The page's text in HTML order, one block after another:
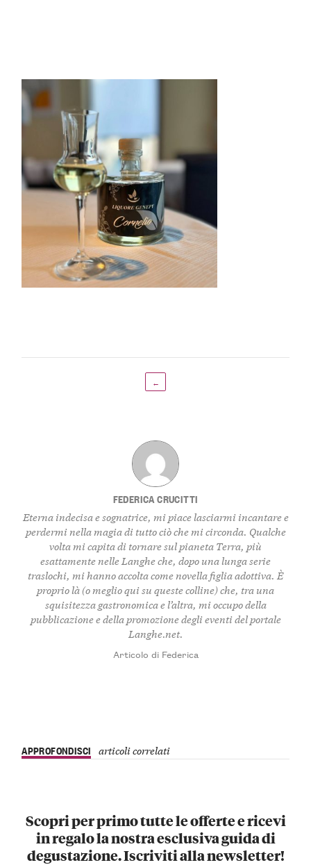
←
FEDERICA CRUCITTI
Eterna indecisa e sognatrice, mi piace lasciarmi incantare e
perdermi nella magia di tutto ciò che mi circonda. Qualche
volta mi capita di tornare sul pianeta Terra, più
esattamente nelle Langhe che, dopo una lunga serie
traslochi, mi hanno accolta come novella figlia adottiva. È
proprio là (o meglio qui su queste colline) che, tra una
squisitezza gastronomica e l’altra, mi occupo della
pubblicazione e della promozione degli eventi del portale
Langhe.net.
Articolo di Federica
APPROFONDISCI articoli correlati
Scopri per primo tutte le offerte e ricevi
in regalo la nostra esclusiva guida di
degustazione. Iscriviti alla newsletter!